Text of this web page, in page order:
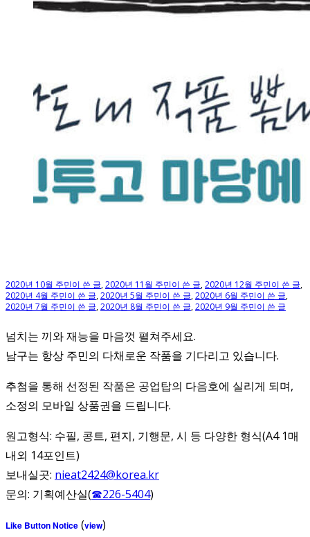
2020년 10월 주민이 쓴 글,2020년 11월 주민이 쓴 글,2020년 12월 주민이 쓴 글,
2020년 4월 주민이 쓴 글,2020년 5월 주민이 쓴 글,2020년 6월 주민이 쓴 글,
2020년 7월 주민이 쓴 글,2020년 8월 주민이 쓴 글,2020년 9월 주민이 쓴 글
넘치는 끼와 재능을 마음껏 펼쳐주세요.
남구는 항상 주민의 다채로운 작품을 기다리고 있습니다.
추첨을 통해 선정된 작품은 공업탑의 다음호에 실리게 되며,
소정의 모바일 상품권을 드립니다.
원고형식: 수필, 콩트, 편지, 기행문, 시 등 다양한 형식(A4 1매
내외 14포인트)
보내실곳: nieat2424@korea.kr
문의: 기획예산실(☎226-5404)
Like Button Notice (view)